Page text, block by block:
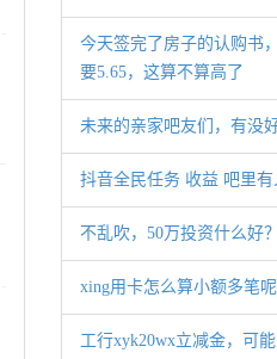
今天签完了房子的认购书
要5.65，这算不算高了
未来的亲家吧友们，有没
抖音全民任务 收益 吧里有
不乱吹，50万投资什么好？
xing用卡怎么算小额多笔呢
工行xyk20wx立减金，可